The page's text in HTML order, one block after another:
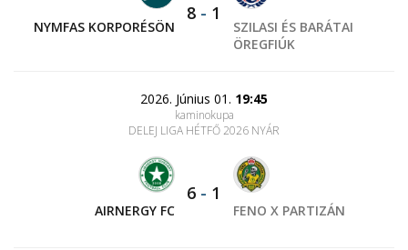
NYMFAS KORPORÉSÖN
8 - 1
SZILASI ÉS BARÁTAI
ÖREGFIÚK
2026. Június 01. 19:45
kaminokupa
DELEJ LIGA HÉTFŐ 2026 NYÁR
AIRNERGY FC
6 - 1
FENO X PARTIZÁN